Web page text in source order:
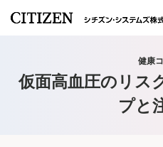
健康
仮面高血圧のリス
プと